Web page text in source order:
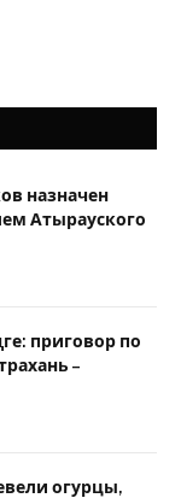
назначен
Атырауского
приговор по
–
огурцы,